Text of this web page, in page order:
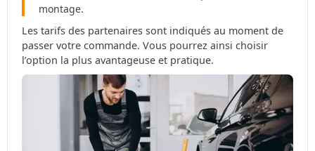
montage.
Les tarifs des partenaires sont indiqués au moment de
passer votre commande. Vous pourrez ainsi choisir
l’option la plus avantageuse et pratique.